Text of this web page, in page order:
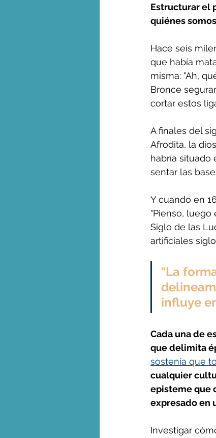
Estructurar el
quiénes
Hace seis
que había
misma: "Ah,
Bronce
cortar estos
A finales del
Afrodita, la
habría situado
sentar las
Y cuando en
"Pienso,
Siglo de las
artificiales
"La
influye
Cada una de
que delimita
sostenía que
cualquier
episteme que
expresado en
Investigar